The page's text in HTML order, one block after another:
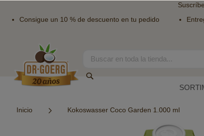
Consigue un 10 % de descuento en tu pedido
contenido
Search
Inicio Kokoswasser Coco Garden 1.000 ml